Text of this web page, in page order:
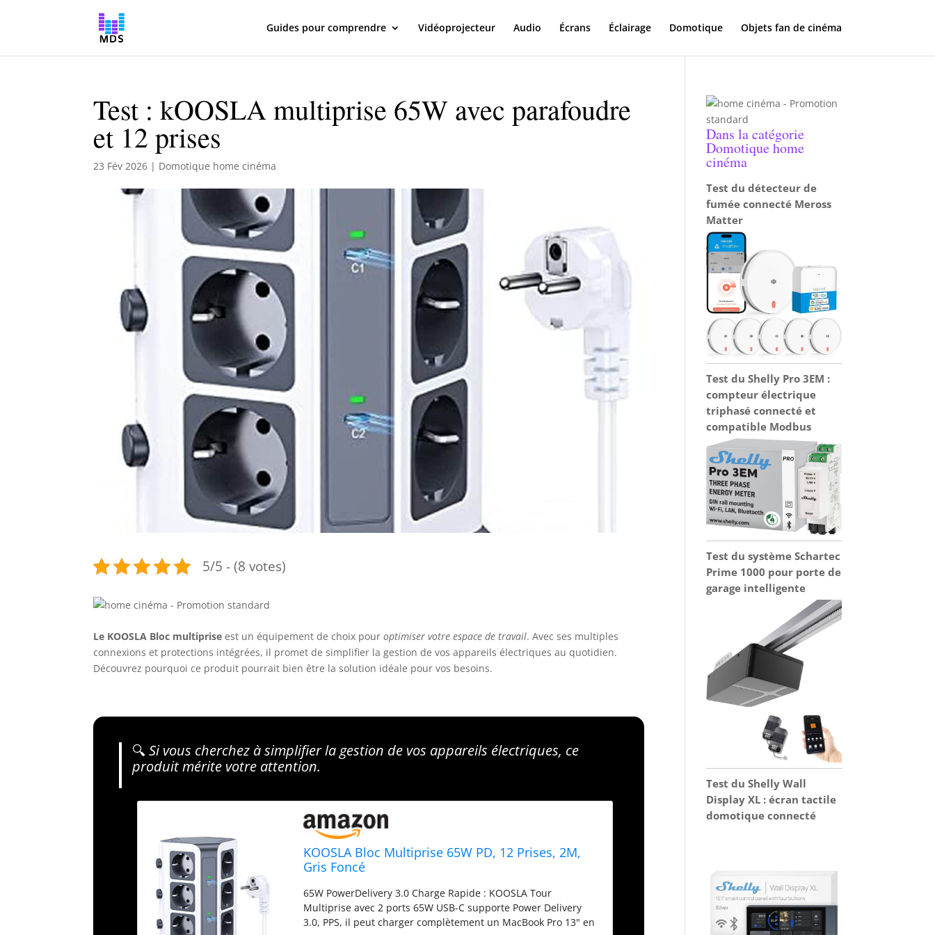
Guides pour comprendre Vidéoprojecteur Audio Écrans Éclairage Domotique Objets fan de cinéma
Test : kOOSLA multiprise 65W avec parafoudre
et 12 prises
23 Fév 2026 | Domotique home cinéma
5/5 - (8 votes)
Le KOOSLA Bloc multiprise est un équipement de choix pouroptimiser votre espace de travail. Avec ses multiples
connexions et protections intégrées, il promet de simplifier la gestion de vos appareils électriques au quotidien.
Découvrez pourquoi ce produit pourrait bien être la solution idéale pour vos besoins.
🔍 Si vous cherchez à simplifier la gestion de vos appareils électriques, ce
produit mérite votre attention.
KOOSLA Bloc Multiprise 65W PD, 12 Prises, 2M,
Gris Foncé
65W PowerDelivery 3.0 Charge Rapide : KOOSLA Tour
Multiprise avec 2 ports 65W USB-C supporte Power Delivery
3.0, PPS, il peut charger complètement un MacBook Pro 13" en
Dans la catégorie
Domotique home
cinéma
Test du détecteur de
fumée connecté Meross
Matter
Test du Shelly Pro 3EM :
compteur électrique
triphasé connecté et
compatible Modbus
Test du système Schartec
Prime 1000 pour porte de
garage intelligente
Test du Shelly Wall
Display XL : écran tactile
domotique connecté